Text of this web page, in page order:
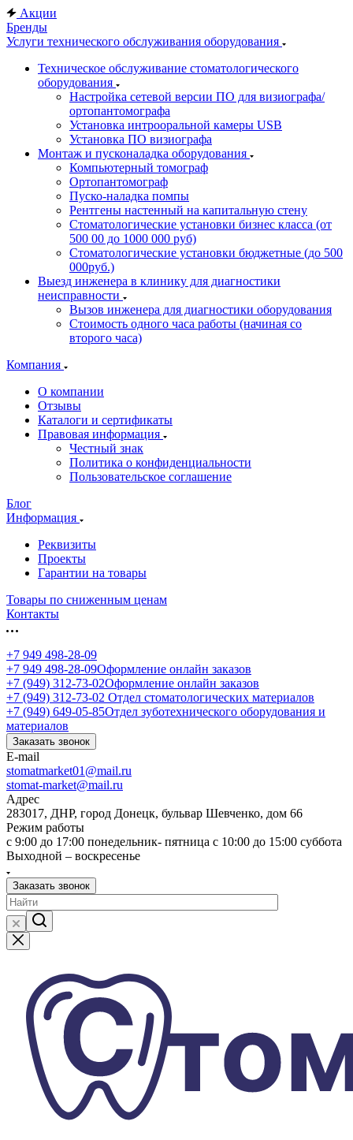
Акции
Бренды
Услуги технического обслуживания оборудования
Техническое обслуживание стоматологического
оборудования
Настройка сетевой версии ПО для визиографа/
ортопантомографа
Установка интрооральной камеры USB
Установка ПО визиографа
Монтаж и пусконаладка оборудования
Компьютерный томограф
Ортопантомограф
Пуско-наладка помпы
Рентгены настенный на капитальную стену
Стоматологические установки бизнес класса (от
500 00 до 1000 000 руб)
Стоматологические установки бюджетные (до 500
000руб.)
Выезд инженера в клинику для диагностики
неисправности
Вызов инженера для диагностики оборудования
Стоимость одного часа работы (начиная со
второго часа)
Компания
О компании
Отзывы
Каталоги и сертификаты
Правовая информация
Честный знак
Политика о конфиденциальности
Пользовательское соглашение
Блог
Информация
Реквизиты
Проекты
Гарантии на товары
Товары по сниженным ценам
Контакты
+7 949 498-28-09
+7 949 498-28-09Оформление онлайн заказов
+7 (949) 312-73-02Оформление онлайн заказов
+7 (949) 312-73-02 Отдел стоматологических материалов
+7 (949) 649-05-85Отдел зуботехнического оборудования и
материалов
Заказать звонок
E-mail
stomatmarket01@mail.ru
stomat-market@mail.ru
Адрес
283017, ДНР, город Донецк, бульвар Шевченко, дом 66
Режим работы
с 9:00 до 17:00 понедельник- пятница с 10:00 до 15:00 суббота
Выходной – воскресенье
Заказать звонок